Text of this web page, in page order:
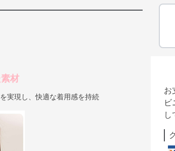
材
実現し、快適な着用感を持続
お
ビ
し